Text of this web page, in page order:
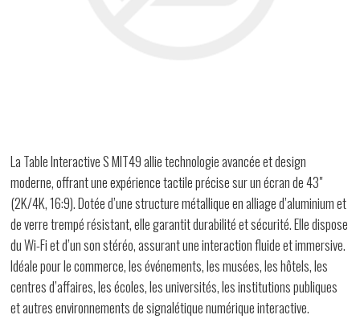
La Table Interactive S MIT49 allie technologie avancée et design
moderne, offrant une expérience tactile précise sur un écran de 43"
(2K/4K, 16:9). Dotée d’une structure métallique en alliage d’aluminium et
de verre trempé résistant, elle garantit durabilité et sécurité. Elle dispose
du Wi-Fi et d’un son stéréo, assurant une interaction fluide et immersive.
Idéale pour le commerce, les événements, les musées, les hôtels, les
centres d’affaires, les écoles, les universités, les institutions publiques
et autres environnements de signalétique numérique interactive.